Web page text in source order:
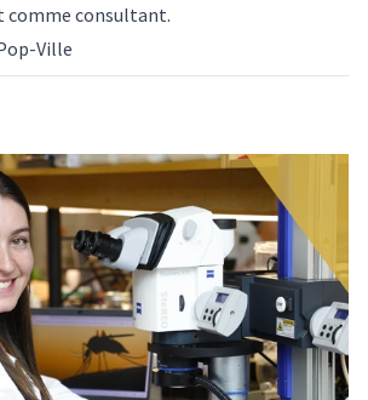
comme consultant.
Ville